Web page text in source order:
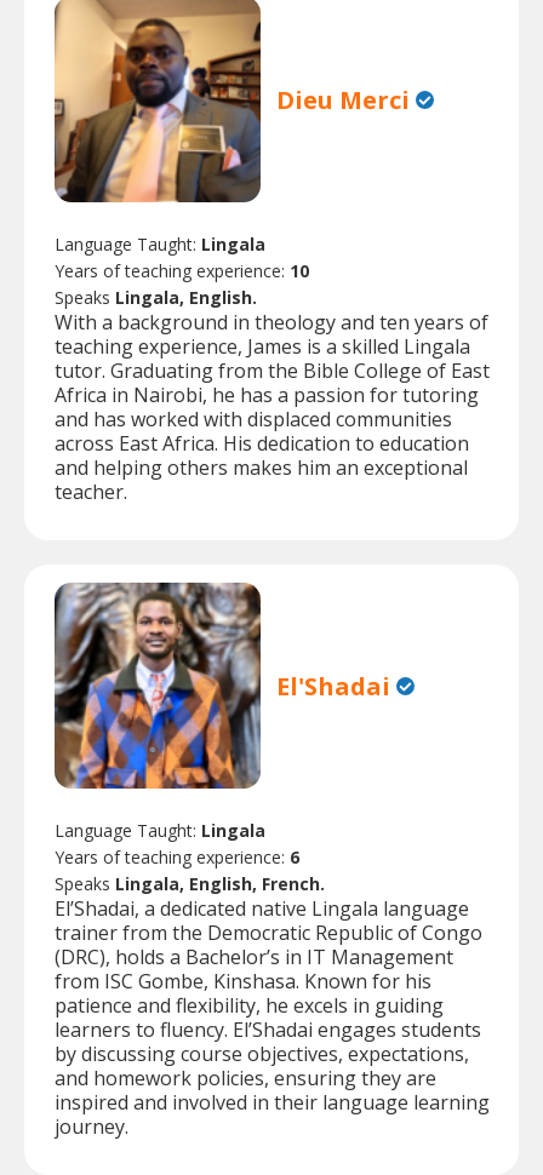
Dieu Merci
Language Taught: Lingala
Years of teaching experience: 10
Speaks Lingala, English.
With a background in theology and ten years of
teaching experience, James is a skilled Lingala
tutor. Graduating from the Bible College of East
Africa in Nairobi, he has a passion for tutoring
and has worked with displaced communities
across East Africa. His dedication to education
and helping others makes him an exceptional
teacher.
El'Shadai
Language Taught: Lingala
Years of teaching experience: 6
Speaks Lingala, English, French.
El’Shadai, a dedicated native Lingala language
trainer from the Democratic Republic of Congo
(DRC), holds a Bachelor’s in IT Management
from ISC Gombe, Kinshasa. Known for his
patience and flexibility, he excels in guiding
learners to fluency. El’Shadai engages students
by discussing course objectives, expectations,
and homework policies, ensuring they are
inspired and involved in their language learning
journey.